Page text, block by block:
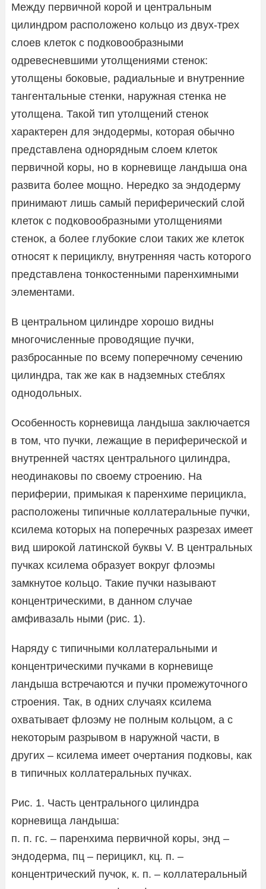
Между первичной корой и центральным
цилиндром расположено кольцо из двух-трех
слоев клеток с подковообразными
одревесневшими утолщениями стенок:
утолщены боковые, радиальные и внутренние
тангентальные стенки, наружная стенка не
утолщена. Такой тип утолщений стенок
характерен для эндодермы, которая обычно
представлена однорядным слоем клеток
первичной коры, но в корневище ландыша она
развита более мощно. Нередко за эндодерму
принимают лишь самый периферический слой
клеток с подковообразными утолщениями
стенок, а более глубокие слои таких же клеток
относят к перициклу, внутренняя часть которого
представлена тонкостенными паренхимными
элементами.
В центральном цилиндре хорошо видны
многочисленные проводящие пучки,
разбросанные по всему поперечному сечению
цилиндра, так же как в надземных стеблях
однодольных.
Особенность корневища ландыша заключается
в том, что пучки, лежащие в периферической и
внутренней частях центрального цилиндра,
неодинаковы по своему строению. На
периферии, примыкая к паренхиме перицикла,
расположены типичные коллатеральные пучки,
ксилема которых на поперечных разрезах имеет
вид широкой латинской буквы V. В центральных
пучках ксилема образует вокруг флоэмы
замкнутое кольцо. Такие пучки называют
концентрическими, в данном случае
амфивазаль ными (рис. 1).
Наряду с типичными коллатеральными и
концентрическими пучками в корневище
ландыша встречаются и пучки промежуточного
строения. Так, в одних случаях ксилема
охватывает флоэму не полным кольцом, а с
некоторым разрывом в наружной части, в
других – ксилема имеет очертания подковы, как
в типичных коллатеральных пучках.
Рис. 1. Часть центрального цилиндра
корневища ландыша:
п. п. гс. – паренхима первичной коры, энд –
эндодерма, пц – перицикл, кц. п. –
концентрический пучок, к. п. – коллатеральный